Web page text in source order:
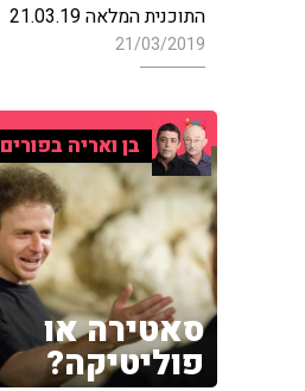
התוכנית המלאה 21.03.19
21/03/2019
בן ואריה בפורים
סאטירה או
פוליטיקה?